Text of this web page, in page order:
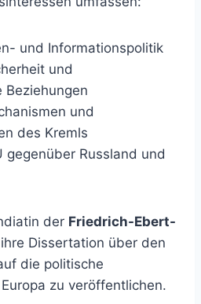
und Informationspolitik
und
und
des Kremls
gegenüber Russland und
der Friedrich-Ebert-
Dissertation über den
die politische
zu veröffentlichen.